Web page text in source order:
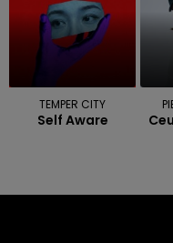
TEMPER CITY
Self Aware